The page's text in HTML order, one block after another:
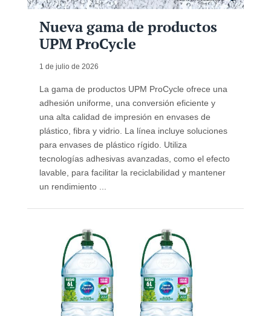
Nueva gama de productos
UPM ProCycle
1 de julio de 2026
La gama de productos UPM ProCycle ofrece una
adhesión uniforme, una conversión eficiente y
una alta calidad de impresión en envases de
plástico, fibra y vidrio. La línea incluye soluciones
para envases de plástico rígido. Utiliza
tecnologías adhesivas avanzadas, como el efecto
lavable, para facilitar la reciclabilidad y mantener
un rendimiento ...